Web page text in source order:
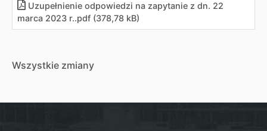
Uzupełnienie odpowiedzi na zapytanie z dn. 22
marca 2023 r..pdf (378,78 kB)
Wszystkie zmiany